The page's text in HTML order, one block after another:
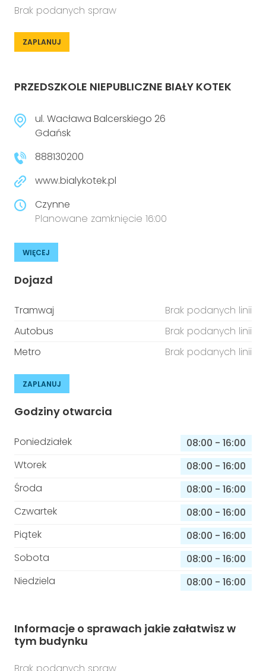
Brak podanych spraw
ZAPLANUJ
PRZEDSZKOLE NIEPUBLICZNE BIAŁY KOTEK
ul. Wacława Balcerskiego 26
Gdańsk
888130200
www.bialykotek.pl
Czynne
Planowane zamknięcie 16:00
WIĘCEJ
Dojazd
Tramwaj
Brak podanych linii
Autobus
Brak podanych linii
Metro
Brak podanych linii
ZAPLANUJ
Godziny otwarcia
Poniedziałek 08:00 - 16:00
Wtorek
08:00 - 16:00
Środa
08:00 - 16:00
Czwartek
08:00 - 16:00
Piątek
08:00 - 16:00
Sobota
08:00 - 16:00
Niedziela
08:00 - 16:00
Informacje o sprawach jakie załatwisz w
tym budynku